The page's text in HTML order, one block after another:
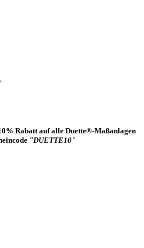
Rabatt auf alle Duette®-Maßanlagen
"DUETTE10"